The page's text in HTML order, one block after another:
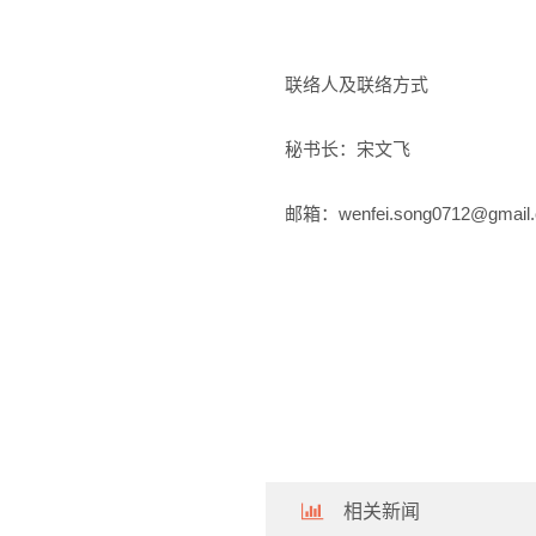
联络人及联络方式
秘书长：宋文飞
邮箱：
相关新闻